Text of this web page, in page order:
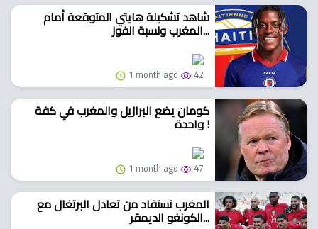
شاهد تشكيلة هايتي المتوقعة أمام
المغرب ونسبة الفوز...
1 month ago 42
كومان يضع البرازيل والمغرب في كفة
واحدة !
1 month ago 47
المغرب تستفاد من تعادل البرتغال مع
الكونغو الديمقر...